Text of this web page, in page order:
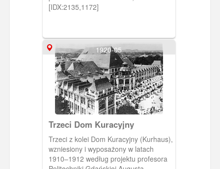
[IDX:2135,1172]
1920-05
Trzeci Dom Kuracyjny
Trzeci z kolei Dom Kuracyjny (Kurhaus),
wzniesiony i wyposażony w latach
1910–1912 według projektu profesora